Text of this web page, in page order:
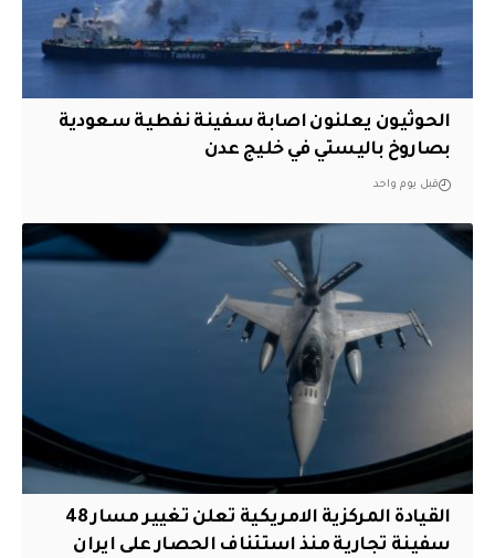
الحوثيون يعلنون اصابة سفينة نفطية سعودية
بصاروخ باليستي في خليج عدن
قبل يوم واحد
القيادة المركزية الامريكية تعلن تغيير مسار 48
سفينة تجارية منذ استئناف الحصار على ايران